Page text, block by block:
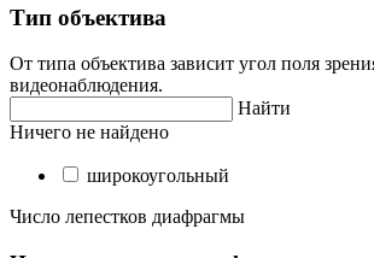
Тип объектива
От типа объектива зависит угол поля
видеонаблюдения.
Найти
Ничего не найдено
широкоугольный
Число лепестков диафрагмы